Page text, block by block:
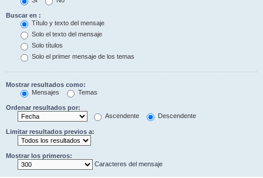
Buscar en :
Título y texto del mensaje
Solo el texto del mensaje
Solo títulos
Solo el primer mensaje de los temas
Mostrar resultados como:
Mensajes
Temas
Ordenar resultados por:
Ascendente
Descendente
Limitar resultados previos a:
Mostrar los primeros:
Caracteres del mensaje